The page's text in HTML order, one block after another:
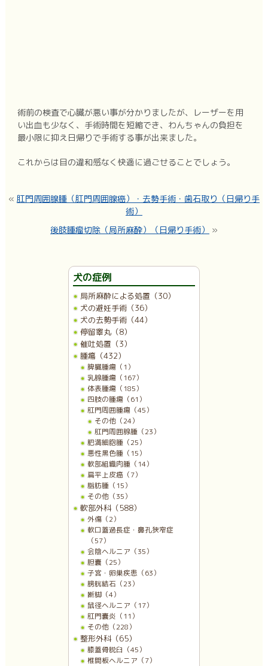
術前の検査で心臓が悪い事が分かりましたが、レーザーを用
い出血も少なく、手術時間を短縮でき、わんちゃんの負担を
最小限に抑え日帰りで手術する事が出来ました。
これからは目の違和感なく快適に過ごせることでしょう。
« 肛門周囲腺腫（肛門周囲腺癌）・去勢手術・歯石取り（日帰り手
術）
後肢腫瘤切除（局所麻酔）（日帰り手術）
»
犬の症例
局所麻酔による処置（30）
犬の避妊手術（36）
犬の去勢手術（44）
停留睾丸（8）
催吐処置（3）
腫瘍（432）
脾臓腫瘍（1）
乳腺腫瘍（167）
体表腫瘍（185）
四肢の腫瘍（61）
肛門周囲腫瘍（45）
その他（24）
肛門周囲腺腫（23）
肥満細胞腫（25）
悪性黒色腫（15）
軟部組織肉腫（14）
扁平上皮癌（7）
脂肪腫（15）
その他（35）
軟部外科（588）
外傷（2）
軟口蓋過長症・鼻孔狭窄症
（57）
会陰ヘルニア（35）
胆嚢（25）
子宮・卵巣疾患（63）
膀胱結石（23）
断脚（4）
鼠径ヘルニア（17）
肛門嚢炎（11）
その他（228）
整形外科（65）
膝蓋骨脱臼（45）
椎間板ヘルニア（7）